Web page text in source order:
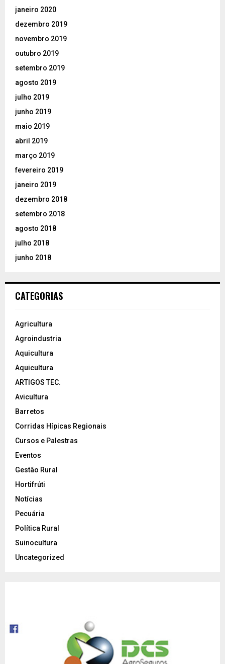
janeiro 2020
dezembro 2019
novembro 2019
outubro 2019
setembro 2019
agosto 2019
julho 2019
junho 2019
maio 2019
abril 2019
março 2019
fevereiro 2019
janeiro 2019
dezembro 2018
setembro 2018
agosto 2018
julho 2018
junho 2018
CATEGORIAS
Agricultura
Agroindustria
Aquicultura
Aquicultura
ARTIGOS TEC.
Avicultura
Barretos
Corridas Hípicas Regionais
Cursos e Palestras
Eventos
Gestão Rural
Hortifrúti
Notícias
Pecuária
Política Rural
Suinocultura
Uncategorized